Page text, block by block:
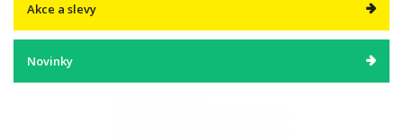
Akce a slevy
Novinky